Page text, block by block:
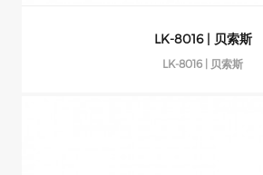
LK-8016 | 贝索斯
LK-8016 | 贝索斯